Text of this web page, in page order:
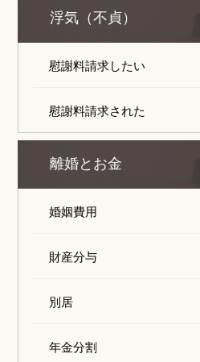
浮気（不貞）
慰謝料請求したい
慰謝料請求された
離婚とお金
婚姻費用
財産分与
別居
年金分割